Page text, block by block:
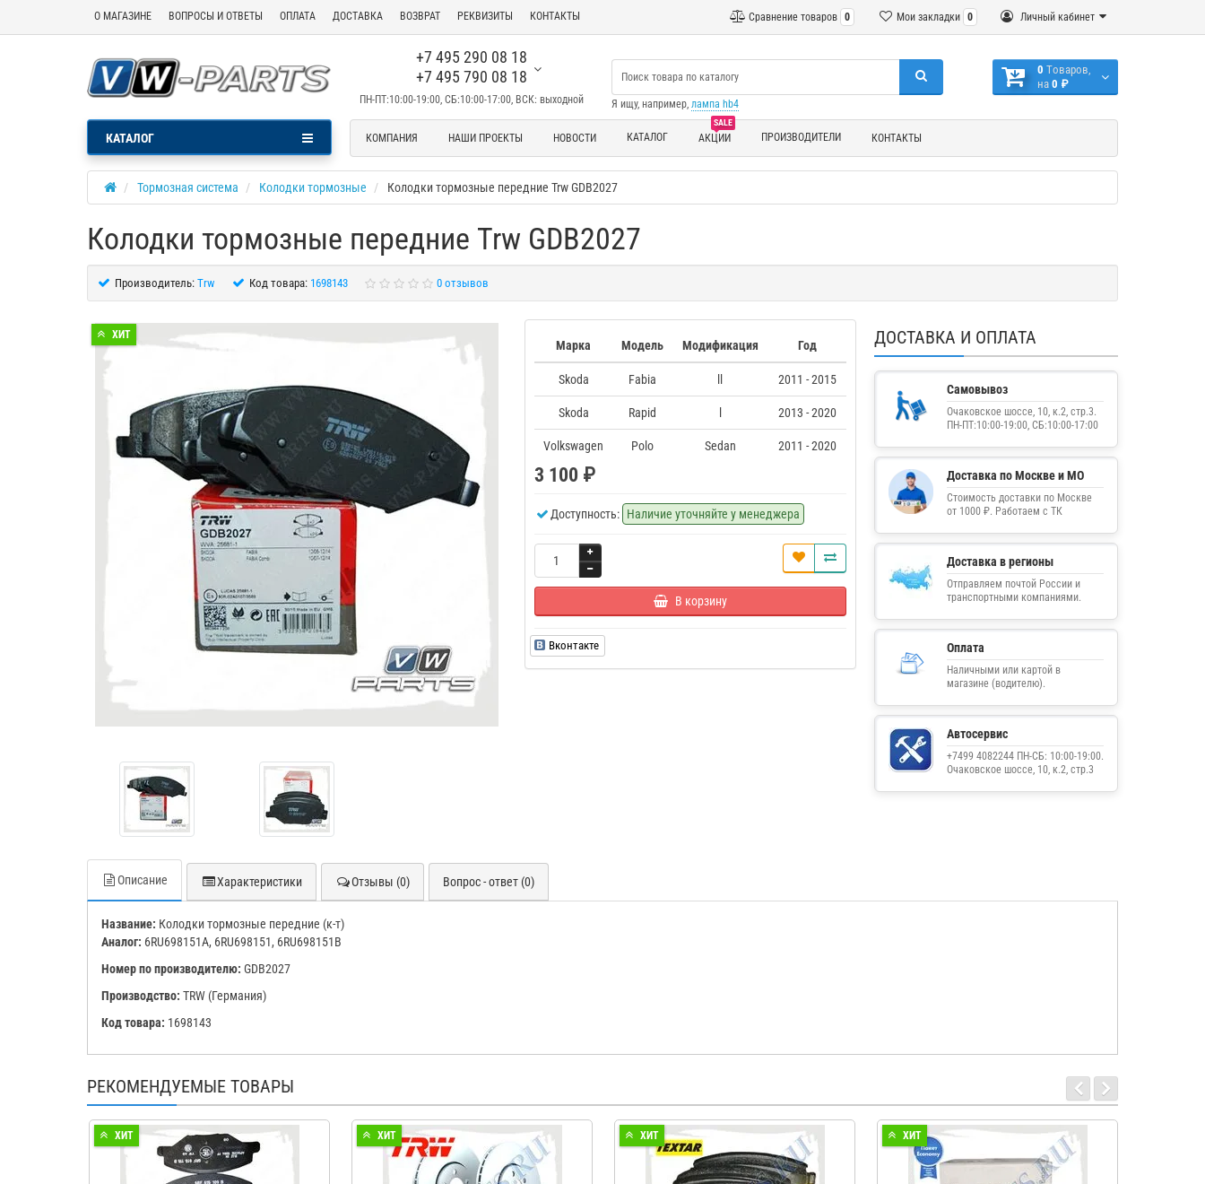
О МАГАЗИНЕ ВОПРОСЫ И ОТВЕТЫ ОПЛАТА ДОСТАВКА ВОЗВРАТ РЕКВИЗИТЫ КОНТАКТЫ Личный кабинет
Мои закладки 0
Сравнение товаров 0
+7 495 290 08 18
+7 495 790 08 18
ПН-ПТ:10:00-19:00, СБ:10:00-17:00, ВСК: выходной
0 Tоваров,
на 0 ₽
Я ищу, например, лампа hb4
КАТАЛОГ КОМПАНИЯ НАШИ ПРОЕКТЫ НОВОСТИ КАТАЛОГ
SALE
АКЦИИ ПРОИЗВОДИТЕЛИ КОНТАКТЫ
Тормозная система Колодки тормозные Колодки тормозные передние Trw GDB2027
Колодки тормозные передние Trw GDB2027
Производитель: Trw Код товара: 1698143 0 отзывов
ХИТ
Марка Модель Модификация Год
Skoda Fabia 2011 - 2015
Skoda Rapid 2013 - 2020
Volkswagen Polo Sedan 2011 - 2020
3 100 ₽
Доступность: Наличие уточняйте у менеджера
В корзину
Вконтакте
ДОСТАВКА И ОПЛАТА
Самовывоз
Очаковское шоссе, 10, к.2, стр.3.
ПН-ПТ:10:00-19:00, СБ:10:00-17:00
Доставка по Москве и МО
Стоимость доставки по Москве
от 1000 ₽. Работаем с ТК
Доставка в регионы
Отправляем почтой России и
транспортными компаниями.
Оплата
Наличными или картой в
магазине (водителю).
Автосервис
+7499 4082244 ПН-СБ: 10:00-19:00.
Очаковское шоссе, 10, к.2, стр.3
Описание Характеристики Отзывы (0) Вопрос - ответ (0)
Название: Колодки тормозные передние (к-т)
Аналог: 6RU698151A, 6RU698151, 6RU698151B
Номер по производителю: GDB2027
Производство: TRW (Германия)
Код товара: 1698143
РЕКОМЕНДУЕМЫЕ ТОВАРЫ
ХИТ ХИТ ХИТ ХИТ